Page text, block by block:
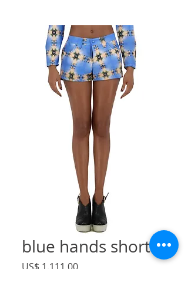
blue hands shorts
US$ 1.111,00Preço